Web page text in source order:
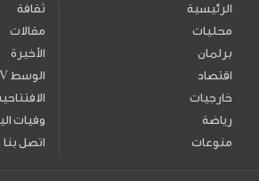
الرئيسية
محليات
برلمان
اقتصاد
خارجيات
رياضة
منوعات
ثقافة
مقالات
الأخيرة
TV الوسط
وفيات
اتصل بنا